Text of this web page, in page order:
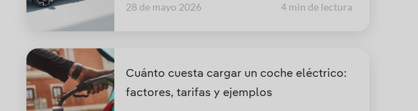
28 de mayo 2026 4 min de lectura
Cuánto cuesta cargar un coche eléctrico:
factores, tarifas y ejemplos